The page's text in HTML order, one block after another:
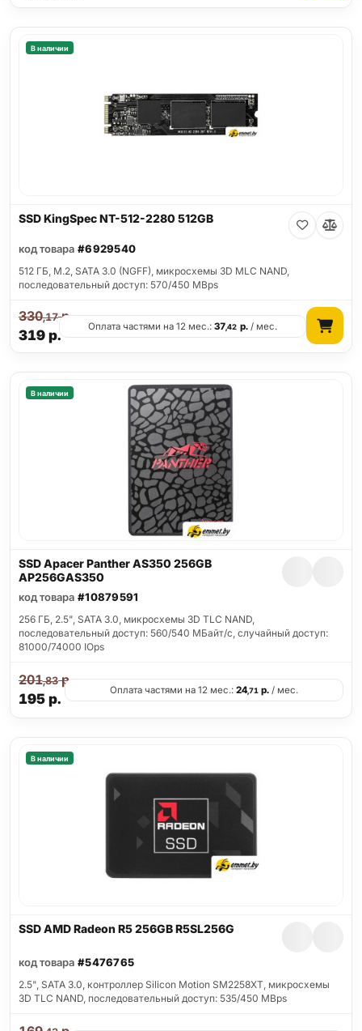
В наличии
SSD KingSpec NT-512-2280 512GB
код товара #6929540
512 ГБ, M.2, SATA 3.0 (NGFF), микросхемы 3D MLC NAND,
последовательный доступ: 570/450 MBps
319р.
330,17р.
Оплата частями на 12 мес.:37,42 р./ мес.
В наличии
SSD Apacer Panther AS350 256GB
AP256GAS350
код товара #10879591
256 ГБ, 2.5", SATA 3.0, микросхемы 3D TLC NAND,
последовательный доступ: 560/540 МБайт/с, случайный доступ:
81000/74000 IOps
195р.
201,83р.
Оплата частями на 12 мес.: 24,71р./ мес.
В наличии
SSD AMD Radeon R5 256GB R5SL256G
код товара #5476765
2.5", SATA 3.0, контроллер Silicon Motion SM2258XT, микросхемы
3D TLC NAND, последовательный доступ: 535/450 MBps